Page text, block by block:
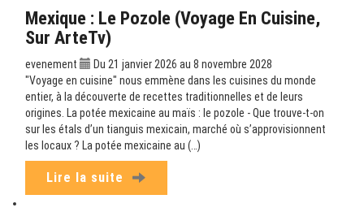
Mexique : Le Pozole (Voyage En Cuisine,
Sur ArteTv)
evenement
Du 21 janvier 2026 au 8 novembre 2028
"Voyage en cuisine" nous emmène dans les cuisines du monde
entier, à la découverte de recettes traditionnelles et de leurs
origines. La potée mexicaine au maïs : le pozole - Que trouve-t-on
sur les étals d’un tianguis mexicain, marché où s’approvisionnent
les locaux ? La potée mexicaine au (…)
Lire la suite